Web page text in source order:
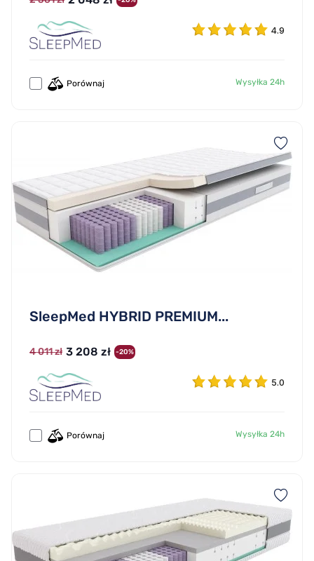
4.9
Porównaj Wysyłka 24h
SleepMed HYBRID PREMIUM...
4 011 zł 3 208 zł -20%
5.0
Porównaj Wysyłka 24h